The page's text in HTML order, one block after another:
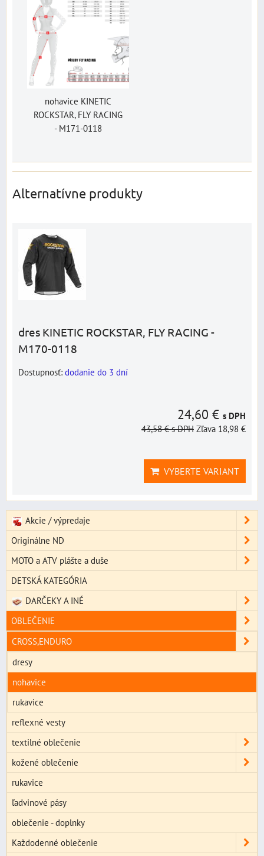
nohavice KINETIC
ROCKSTAR, FLY RACING
- M171-0118
Alternatívne produkty
dres KINETIC ROCKSTAR, FLY RACING -
M170-0118
Dostupnosť: dodanie do 3 dní
24,60 € s DPH
43,58 €s DPH Zľava 18,98 €
VYBERTE VARIANT
Akcie / výpredaje
Originálne ND
MOTO a ATV plášte a duše
DETSKÁ KATEGÓRIA
DARČEKY A INÉ
OBLEČENIE
CROSS,ENDURO
dresy
nohavice
rukavice
reflexné vesty
textilné oblečenie
kožené oblečenie
rukavice
ľadvinové pásy
oblečenie - doplnky
Každodenné oblečenie